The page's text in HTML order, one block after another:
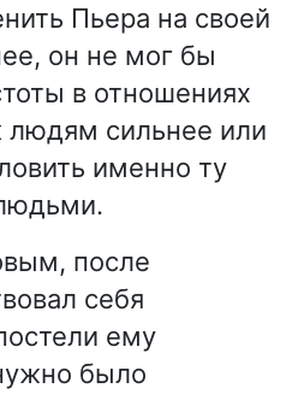
Пьера на своей
он не мог бы
в отношениях
людям сильнее или
именно ту
после
себя
ему
было